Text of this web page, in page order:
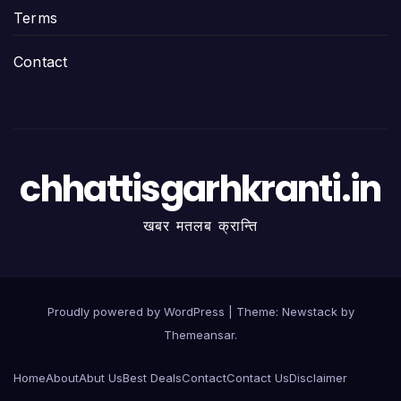
Terms
Contact
chhattisgarhkranti.in
खबर मतलब क्रान्ति
Proudly powered by WordPress Theme: Newstackby
Themeansar.
HomeAboutAbut UsBest DealsContactContact UsDisclaimer